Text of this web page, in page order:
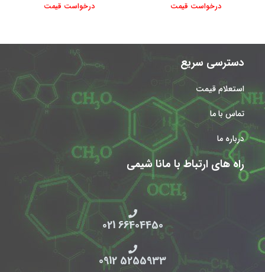
درخواست قیمت
درخواست قیمت
دسترسی سریع
استعلام قیمت
تماس با ما
درباره ما
راه های ارتباط با مانا شیمی
66404450 021
5255933 0912